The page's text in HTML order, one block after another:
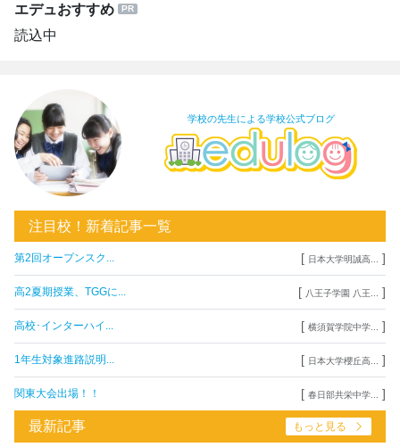
エデュおすすめ
読込中
学校の先生による学校公式ブログ
注目校！新着記事一覧
第2回オープンスク... [ 日本大学明誠高... ]
高2夏期授業、TGGに... [ 八王子学園 八王... ]
高校･インターハイ... [ 横須賀学院中学... ]
1年生対象進路説明... [ 日本大学櫻丘高... ]
関東大会出場！！ [ 春日部共栄中学... ]
最新記事 もっと見る